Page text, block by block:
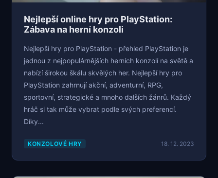
Nejlepší online hry pro PlayStation:
Zábava na herní konzoli
Nejlepší hry pro PlayStation - přehled PlayStation je
jednou z nejpopulárnějších herních konzolí na světě a
nabízí širokou škálu skvělých her. Nejlepší hry pro
PlayStation zahrnují akční, adventurní, RPG,
sportovní, strategické a mnoho dalších žánrů. Každý
hráč si tak může vybrat podle svých preferencí.
Díky...
KONZOLOVÉ HRY 18. 12. 2023